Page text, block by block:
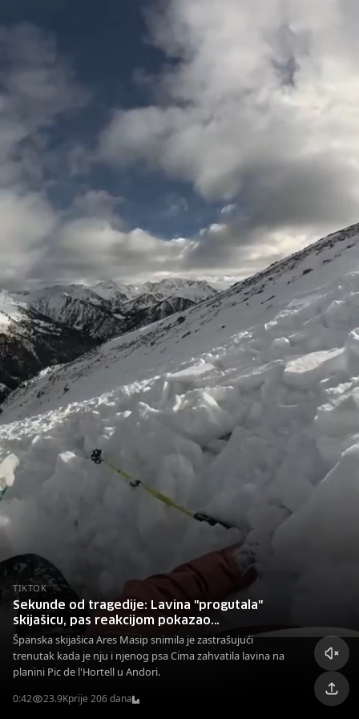
TIKTOK
Sekunde od tragedije: Lavina "progutala"
skijašicu, pas reakcijom pokazao
nevjerevotanu odanost
Španska skijašica Ares Masip snimila je zastrašujući
trenutak kada je nju i njenog psa Cima zahvatila lavina na
planini Pic de l'Hortell u Andori.
0:42 23.9Kprije 206 dana